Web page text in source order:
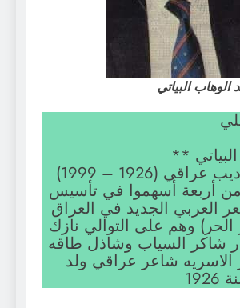
الوهاب البياتي
**
هو شاعر وأديب عراقي (1926 – 1999)
من أربعة أسهموا في تأسيس
العربي الجديد في العراق
الحر) وهم على التوالي نازك
شاكر السياب وشاذل طاقه
الاسريه شاعر عراقي ولد